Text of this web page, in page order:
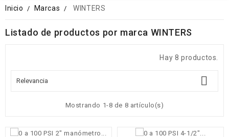
Inicio Marcas WINTERS
Listado de productos por marca WINTERS
Hay 8 productos.
Relevancia 
Mostrando 1-8 de 8 artículo(s)